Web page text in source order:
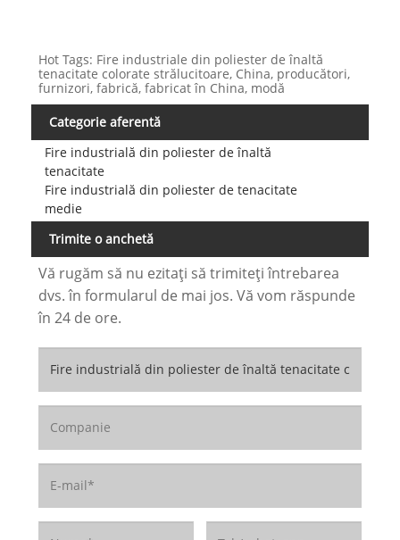
Hot Tags: Fire industriale din poliester de înaltă
tenacitate colorate strălucitoare, China, producători,
furnizori, fabrică, fabricat în China, modă
Categorie aferentă
Fire industrială din poliester de înaltă
tenacitate
Fire industrială din poliester de tenacitate
medie
Trimite o anchetă
Vă rugăm să nu ezitați să trimiteți întrebarea
dvs. în formularul de mai jos. Vă vom răspunde
în 24 de ore.